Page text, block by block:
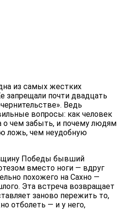
из самых жестких
запрещали почти двадцать
Ведь
вопросы: как человек
о чем забыть, и почему людям
ложь, чем неудобную
Победы бывший
вместо ноги — вдруг
похожего на Сахно —
Эта встреча возвращает
заново пережить то,
отболеть — и у него,